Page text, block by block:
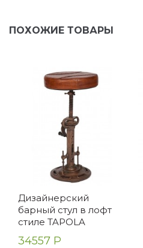
ПОХОЖИЕ ТОВАРЫ
Дизайнерский
барный стул в лофт
стиле TAPOLA
34557 Р